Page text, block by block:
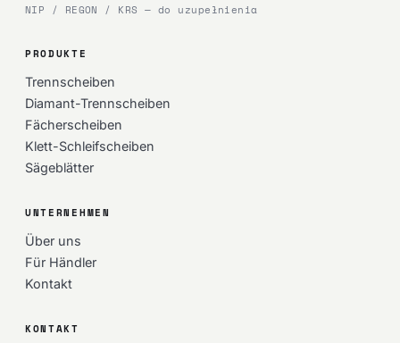
NIP / REGON / KRS — do uzupełnienia
PRODUKTE
Trennscheiben
Diamant-Trennscheiben
Fächerscheiben
Klett-Schleifscheiben
Sägeblätter
UNTERNEHMEN
Über uns
Für Händler
Kontakt
KONTAKT